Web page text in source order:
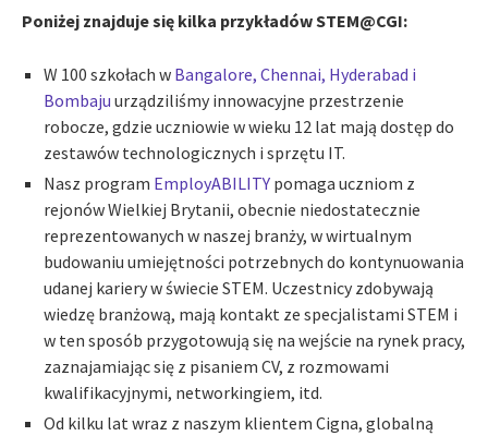
Poniżej znajduje się kilka przykładów STEM@CGI:
W 100 szkołach w Bangalore, Chennai, Hyderabad i
Bombaju urządziliśmy innowacyjne przestrzenie
robocze, gdzie uczniowie w wieku 12 lat mają dostęp do
zestawów technologicznych i sprzętu IT.
Nasz program EmployABILITY pomaga uczniom z
rejonów Wielkiej Brytanii, obecnie niedostatecznie
reprezentowanych w naszej branży, w wirtualnym
budowaniu umiejętności potrzebnych do kontynuowania
udanej kariery w świecie STEM. Uczestnicy zdobywają
wiedzę branżową, mają kontakt ze specjalistami STEM i
w ten sposób przygotowują się na wejście na rynek pracy,
zaznajamiając się z pisaniem CV, z rozmowami
kwalifikacyjnymi, networkingiem, itd.
Od kilku lat wraz z naszym klientem Cigna, globalną